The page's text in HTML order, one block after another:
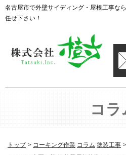
名古屋市で外壁サイディング・屋根工事な
任せ下さい！
コラ
トップ コーキング作業 コラム 塗装工事